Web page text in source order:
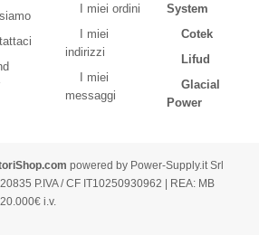
I miei ordini
I miei
indirizzi
I miei
messaggi
System
Cotek
Lifud
Glacial
Power
powered by Power-Supply.it Srl
P.IVA / CF IT10250930962 | REA: MB
i.v.